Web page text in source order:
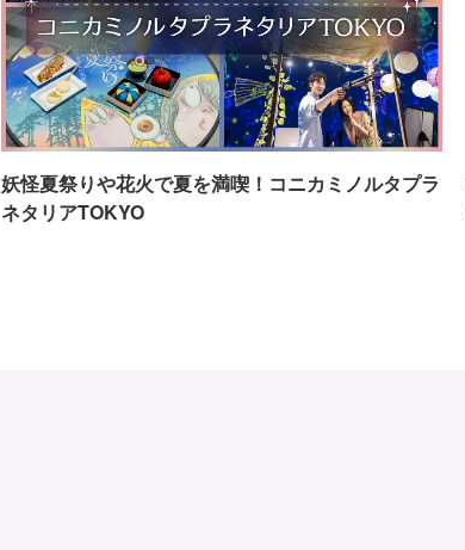
妖怪夏祭りや花火で夏を満喫！コニカミノルタプラ
ネタリアTOKYO